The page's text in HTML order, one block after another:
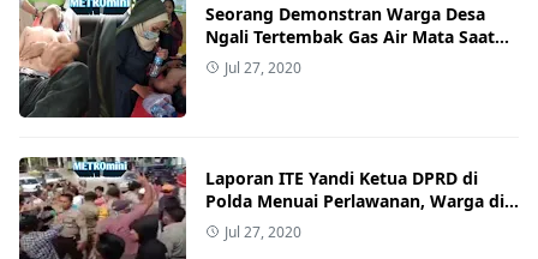
Seorang Demonstran Warga Desa
Ngali Tertembak Gas Air Mata Saat
Unjuk Rasa Depan Kantor Bupati
Bima
Jul 27, 2020
Laporan ITE Yandi Ketua DPRD di
Polda Menuai Perlawanan, Warga di
Bima Minta Kapolri Copot Kapolda
NTB
Jul 27, 2020